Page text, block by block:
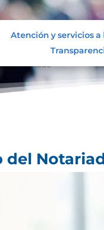
Atención y servicios
Notariado
del